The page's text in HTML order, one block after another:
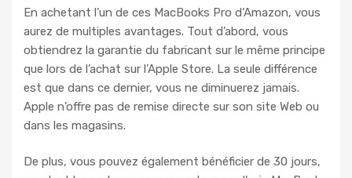
En achetant l’un de ces MacBooks Pro d’Amazon, vous
aurez de multiples avantages. Tout d’abord, vous
obtiendrez la garantie du fabricant sur le même principe
que lors de l’achat sur l’Apple Store. La seule différence
est que dans ce dernier, vous ne diminuerez jamais.
Apple n’offre pas de remise directe sur son site Web ou
dans les magasins.
De plus, vous pouvez également bénéficier de 30 jours,